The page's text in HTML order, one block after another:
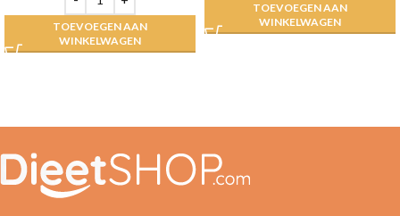
TOEVOEGEN AAN
WINKELWAGEN
TOEVOEGEN AAN
WINKELWAGEN